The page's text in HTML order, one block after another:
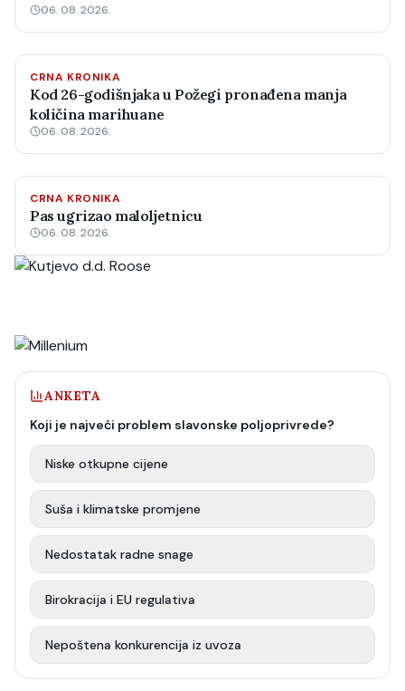
06. 08. 2026.
CRNA KRONIKA
Kod 26-godišnjaka u Požegi pronađena manja
količina marihuane
06. 08. 2026.
CRNA KRONIKA
Pas ugrizao maloljetnicu
06. 08. 2026.
ANKETA
Koji je najveći problem slavonske poljoprivrede?
Niske otkupne cijene
Suša i klimatske promjene
Nedostatak radne snage
Birokracija i EU regulativa
Nepoštena konkurencija iz uvoza